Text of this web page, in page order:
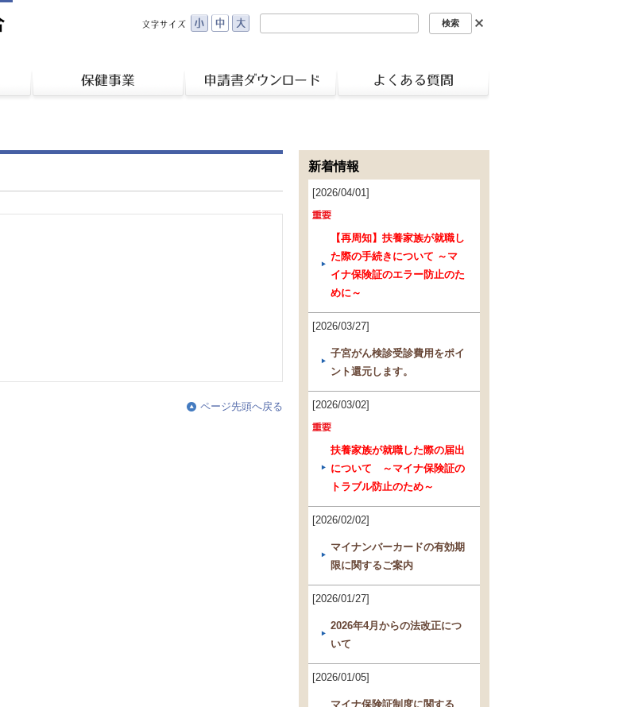
ページ先頭へ戻る
新着情報
[2026/04/01]
【再周知】扶養家族が就職し
た際の手続きについて ～マ
イナ保険証のエラー防止のた
めに～
[2026/03/27]
子宮がん検診受診費用をポイ
ント還元します。
[2026/03/02]
扶養家族が就職した際の届出
について ～マイナ保険証の
トラブル防止のため～
[2026/02/02]
マイナンバーカードの有効期
限に関するご案内
[2026/01/27]
2026年4月からの法改正につ
いて
[2026/01/05]
マイナ保険証制度に関する